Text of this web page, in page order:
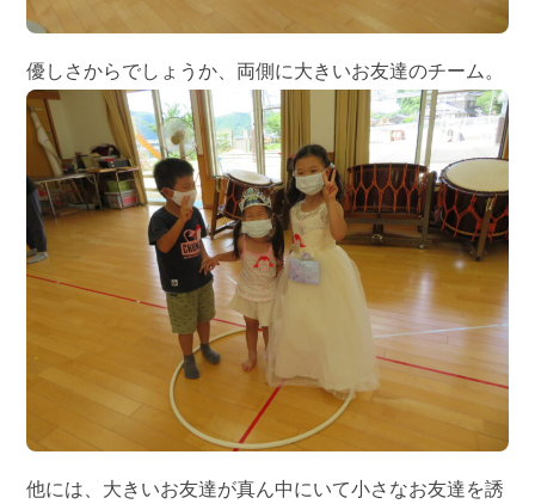
優しさからでしょうか、両側に大きいお友達のチーム。
他には、大きいお友達が真ん中にいて小さなお友達を誘